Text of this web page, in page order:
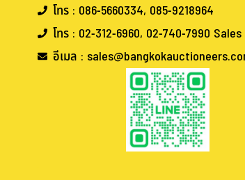
โทร : 086-5660334, 085-9218964
โทร : 02-312-6960, 02-740-7990 Sales
อีเมล :